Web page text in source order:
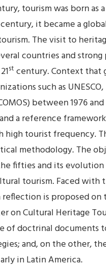
tourism was born
century, it became a
The visit to
countries and
st century. Context that
such as
between 1976
a reference
tourist frequency.
methodology. The
fifties and its
tourism. Faced with
is proposed
on Cultural Heritage
of doctrinal
and, on the other,
in Latin America.